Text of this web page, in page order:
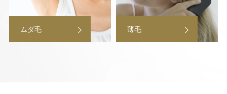
ムダ毛 薄毛